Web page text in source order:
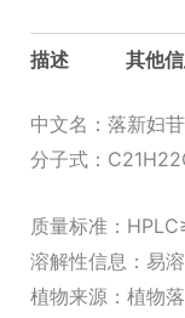
数
描述 其他
中文名：落新妇
分子式：
质量标准：
溶解性信息：易
植物来源：植物